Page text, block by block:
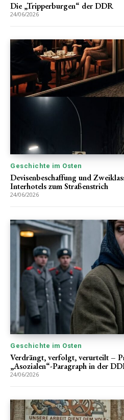
Die „Tripperburgen“ der DDR
24/06/2026
Geschichte im Osten
Devisenbeschaffung und
Interhotels zum Straßenstrich
24/06/2026
Geschichte im Osten
Verdrängt, verfolgt, verurteilt –
„Asozialen“-Paragraph in der
24/06/2026